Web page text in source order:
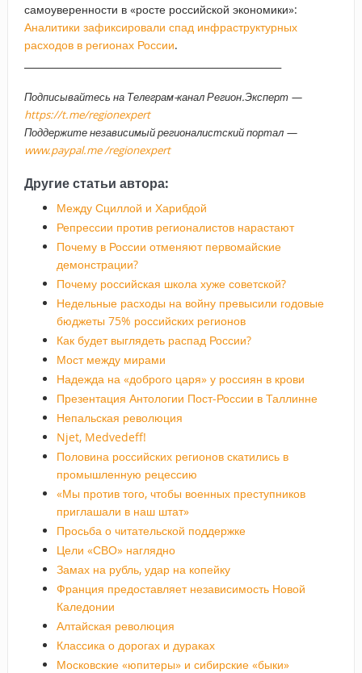
самоуверенности в «росте российской экономики»:
Аналитики зафиксировали спад инфраструктурных
расходов в регионах России.
Подписывайтесь на Телеграм-канал Регион.Эксперт —
https://t.me/regionexpert
Поддержите независимый регионалистский портал —
www.paypal.me /regionexpert
Другие статьи автора:
Между Сциллой и Харибдой
Репрессии против регионалистов нарастают
Почему в России отменяют первомайские
демонстрации?
Почему российская школа хуже советской?
Недельные расходы на войну превысили годовые
бюджеты 75% российских регионов
Как будет выглядеть распад России?
Мост между мирами
Надежда на «доброго царя» у россиян в крови
Презентация Антологии Пост-России в Таллинне
Непальская революция
Njet, Medvedeff!
Половина российских регионов скатились в
промышленную рецессию
«Мы против того, чтобы военных преступников
приглашали в наш штат»
Просьба о читательской поддержке
Цели «СВО» наглядно
Замах на рубль, удар на копейку
Франция предоставляет независимость Новой
Каледонии
Алтайская революция
Классика о дорогах и дураках
Московские «юпитеры» и сибирские «быки»